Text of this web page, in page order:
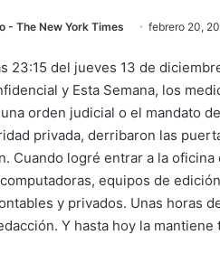
- The New York Times febrero 20,
23:15 del jueves 13 de
y Esta Semana, los
orden judicial o el mandato
privada, derribaron las
Cuando logré entrar a la
equipos de
y privados. Unas horas
Y hasta hoy la mantiene